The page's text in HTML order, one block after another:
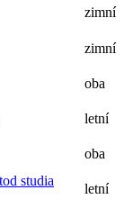
zimní
zimní
oba
letní
oba
studia
letní